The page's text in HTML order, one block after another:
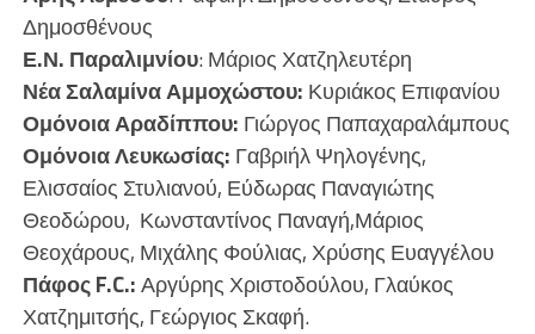
Δημοσθένους
Ε.Ν. Παραλιμνίου: Μάριος Χατζηλευτέρη
Νέα Σαλαμίνα Αμμοχώστου: Κυριάκος Επιφανίου
Ομόνοια Αραδίππου: Γιώργος Παπαχαραλάμπους
Ομόνοια Λευκωσίας: Γαβριήλ Ψηλογένης,
Ελισσαίος Στυλιανού, Εύδωρας Παναγιώτης
Θεοδώρου, Κωνσταντίνος Παναγή,Μάριος
Θεοχάρους, Μιχάλης Φούλιας, Χρύσης Ευαγγέλου
Πάφος F.C.:Αργύρης Χριστοδούλου, Γλαύκος
Χατζημιτσής, Γεώργιος Σκαφή.